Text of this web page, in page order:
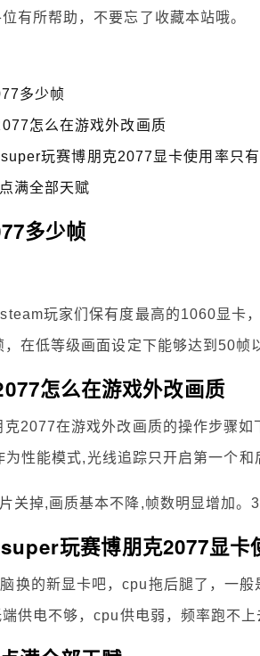
有所帮助，不要忘了收藏本站哦。
多少帧
怎么在游戏外改画质
玩赛博朋克2077显卡使用率只
满全部天赋
多少帧
玩家们保有度最高的1060显卡
在低等级画面设定下能够达到50帧
怎么在游戏外改画质
克2077在游戏外改画质的操作步骤
性能模式,光线追踪只开启第一个
关掉,画质基本不降,帧数明显增加
换的新显卡吧，cpu拖后腿了，一
供电不够，cpu供电弱，频率跑不上